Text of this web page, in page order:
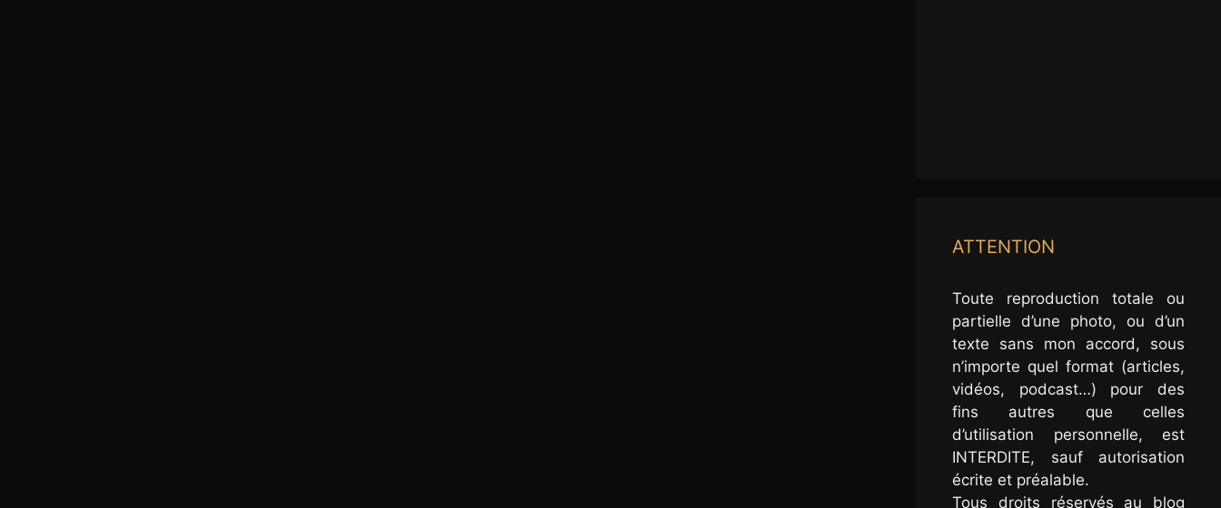
ATTENTION
Toute reproduction totale ou
partielle d’une photo, ou d’un
texte sans mon accord, sous
n’importe quel format (articles,
vidéos, podcast…) pour des
fins autres que celles
d’utilisation personnelle, est
INTERDITE, sauf autorisation
écrite et préalable.
Tous droits réservés au blog